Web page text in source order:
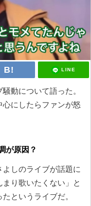
LINE
動について語った。
心にしたらファンが怒
が原因？
しのライブが話題に
り歌いたくない」と
というライブだ。